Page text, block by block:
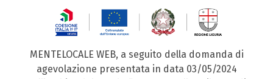
MENTELOCALE WEB, a seguito della domanda di
agevolazione presentata in data 03/05/2024